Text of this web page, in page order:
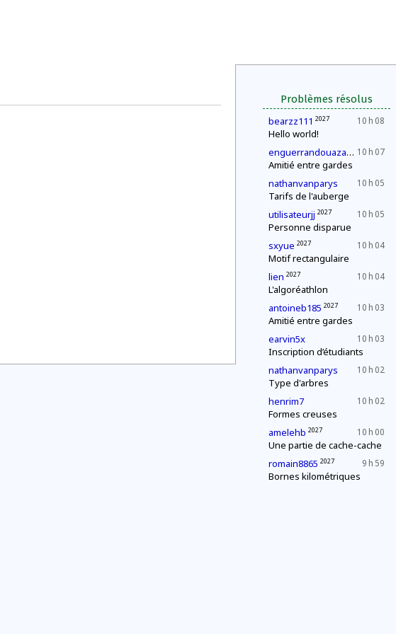
Problèmes résolus
10 h 08
bearzz111 2027
Hello world!
10 h 07
enguerrandouazana 2027
Amitié entre gardes
10 h 05
nathanvanparys
Tarifs de l'auberge
10 h 05
utilisateurjj 2027
Personne disparue
10 h 04
sxyue 2027
Motif rectangulaire
10 h 04
lien 2027
L'algoréathlon
10 h 03
antoineb185 2027
Amitié entre gardes
10 h 03
earvin5x
Inscription d’étudiants
10 h 02
nathanvanparys
Type d'arbres
10 h 02
henrim7
Formes creuses
10 h 00
amelehb 2027
Une partie de cache-cache
9 h 59
romain8865 2027
Bornes kilométriques